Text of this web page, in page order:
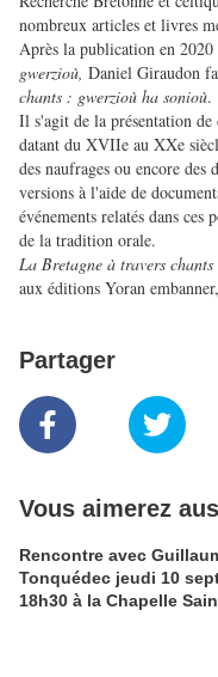
nombreux articles et livres
Après la publication en 2020
gwerzioù, Daniel Giraudon
chants : gwerzioù ha sonioù.
Il s'agit de la présentation de
datant du XVIIe au XXe
des naufrages ou encore
versions à l'aide de
événements relatés dans ces
de la tradition orale.
La Bretagne à travers
aux éditions Yoran
Partager
Vous aimerez
Rencontre avec
Tonquédec jeudi 10
18h30 à la Chapelle